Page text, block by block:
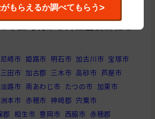
市区町村から外壁塗装会社を
尼崎市 姫路市 明石市 加古川市 宝塚市
三田市 加古郡 三木市 高砂市 芦屋市
淡路市 南あわじ市 たつの市 加東市
洲本市 赤穂市 神崎郡 宍粟市
郡 相生市 豊岡市 西脇市 赤穂郡
もらえるか調べてもらう>